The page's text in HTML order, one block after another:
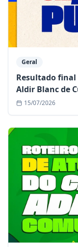
Geral
Resultado
Aldir Blanc de
15/07/2026